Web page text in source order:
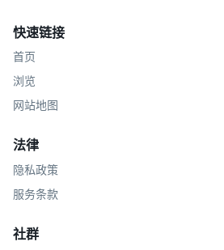
快速链接
首页
浏览
网站地图
法律
隐私政策
服务条款
社群